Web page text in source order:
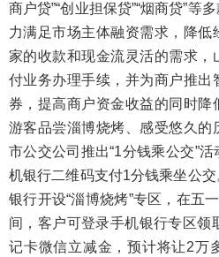
商户贷”“创业担保贷”“烟商贷”等
力满足市场主体融资需求，降
家的收款和现金流灵活的需求，
付业务办理手续，并为商户推出
券，提高商户资金收益的同时降
游客品尝淄博烧烤、感受悠久的
市公交公司推出“1分钱乘公交”
机银行二维码支付1分钱乘坐公
银行开设“淄博烧烤”专区，在五
间，客户可登录手机银行专区领
记卡微信立减金，预计将让2万